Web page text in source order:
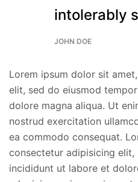
intolerably
JOHN DOE
Lorem ipsum dolor sit
elit, sed do eiusmod
dolore magna aliqua. Ut
nostrud exercitation
ea commodo consequat.
consectetur adipisicing
incididunt ut labore et